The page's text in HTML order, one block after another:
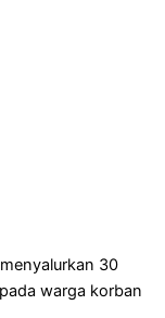
30
warga korban